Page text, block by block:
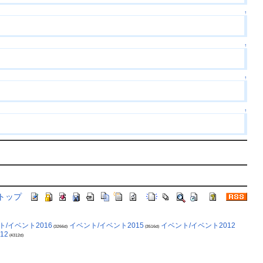
↑
↑
↑
↑
/イベント2016 (3266d) イベント/イベント2015(3516d) イベント/イベント2012
(4312d)